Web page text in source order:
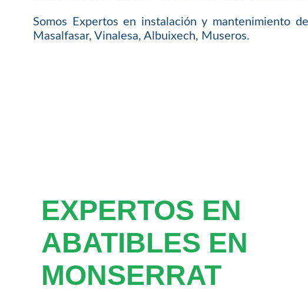
Somos Expertos en instalación y mantenimiento
Masalfasar, Vinalesa, Albuixech, Museros.
EXPERTOS EN
ABATIBLES EN
MONSERRAT